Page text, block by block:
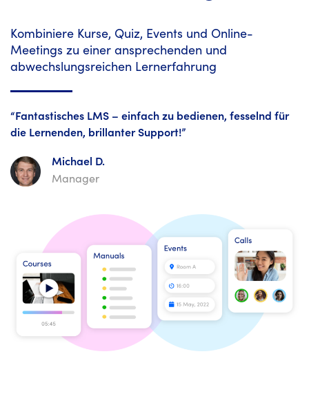
Kombiniere Kurse, Quiz, Events und Online-
Meetings zu einer ansprechenden und
abwechslungsreichen Lernerfahrung
“Fantastisches LMS – einfach zu bedienen, fesselnd für
die Lernenden, brillanter Support!”
Michael D.
Manager